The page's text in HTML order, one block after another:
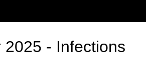
2025 - Infections